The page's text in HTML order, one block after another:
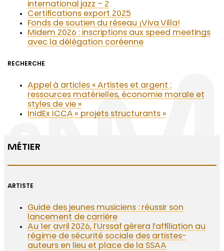
international jazz – 2
Certifications export 2025
Fonds de soutien du réseau ¡Viva Villa!
Midem 2026 : inscriptions aux speed meetings
avec la délégation coréenne
RECHERCHE
Appel à articles « Artistes et argent :
ressources matérielles, économie morale et
styles de vie »
InIdEx ICCA « projets structurants »
MÉTIER
ARTISTE
Guide des jeunes musiciens : réussir son
lancement de carrière
Au 1er avril 2026, l’Urssaf gèrera l’affiliation au
régime de sécurité sociale des artistes-
auteurs en lieu et place de la SSAA